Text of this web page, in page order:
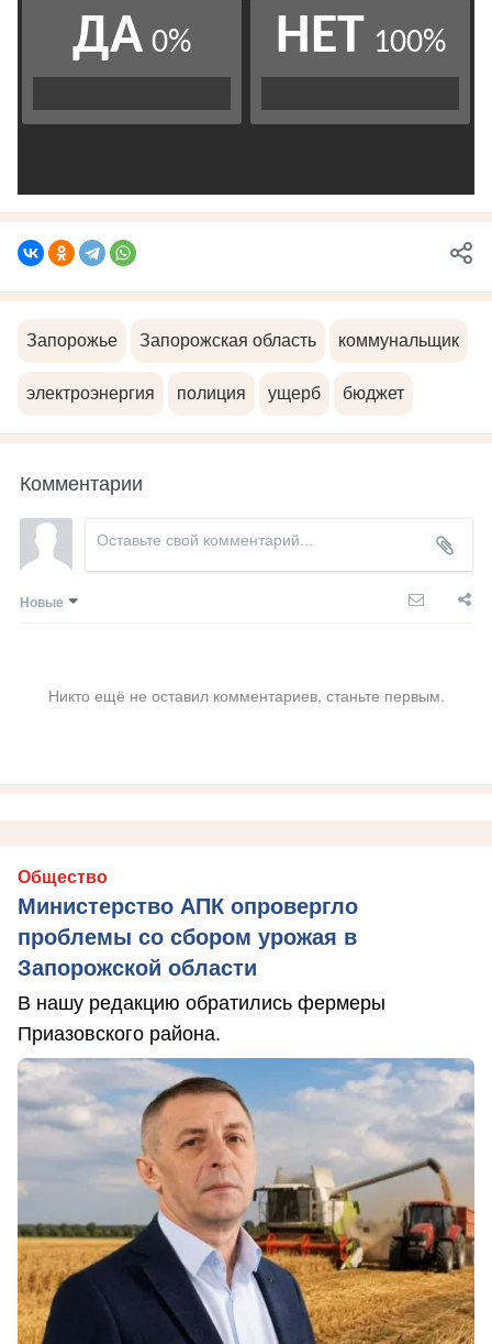
Запорожье Запорожская область коммунальщик
электроэнергия полиция ущерб бюджет
Комментарии
Новые
Никто ещё не оставил комментариев, станьте первым.
Общество
Министерство АПК опровергло
проблемы со сбором урожая в
Запорожской области
В нашу редакцию обратились фермеры
Приазовского района.